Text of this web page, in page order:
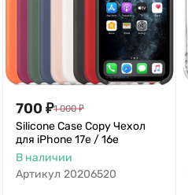
700 ₽1 000 ₽
Silicone Case Copy Чехол
для iPhone 17e / 16e
В наличии
Артикул 20206520